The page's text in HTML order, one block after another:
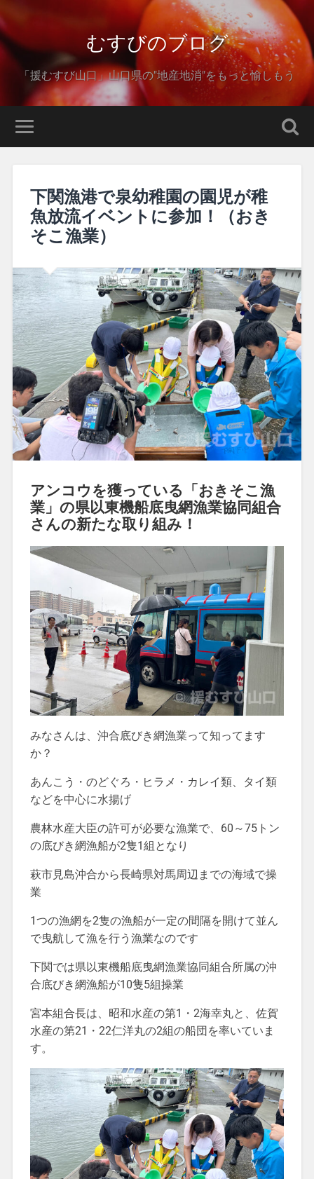
むすびのブログ
「援むすび山口」山口県の"地産地消"をもっと愉しもう
下関漁港で泉幼稚園の園児が稚
魚放流イベントに参加！（おき
そこ漁業）
アンコウを獲っている「おきそこ漁
業」の県以東機船底曳網漁業協同組合
さんの新たな取り組み！
みなさんは、沖合底びき網漁業って知ってます
か？
あんこう・のどぐろ・ヒラメ・カレイ類、タイ類
などを中心に水揚げ
農林水産大臣の許可が必要な漁業で、60～75トン
の底びき網漁船が2隻1組となり
萩市見島沖合から長崎県対馬周辺までの海域で操
業
1つの漁網を2隻の漁船が一定の間隔を開けて並ん
で曳航して漁を行う漁業なのです
下関では県以東機船底曳網漁業協同組合所属の沖
合底びき網漁船が10隻5組操業
宮本組合長は、昭和水産の第1・2海幸丸と、佐賀
水産の第21・22仁洋丸の2組の船団を率いていま
す。